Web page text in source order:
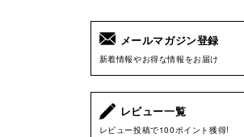
メールマガジン登録
新着情報やお得な情報をお届け
レビュー一覧
レビュー投稿で100ポイント獲得!